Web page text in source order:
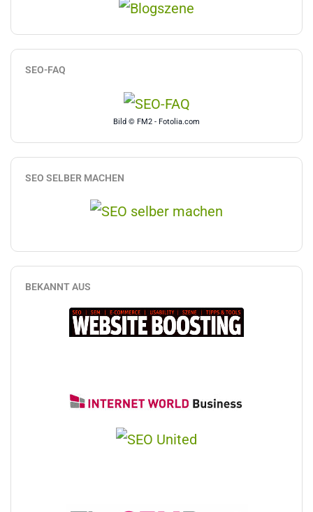
SEO-FAQ
Bild © FM2 - Fotolia.com
SEO SELBER MACHEN
BEKANNT AUS